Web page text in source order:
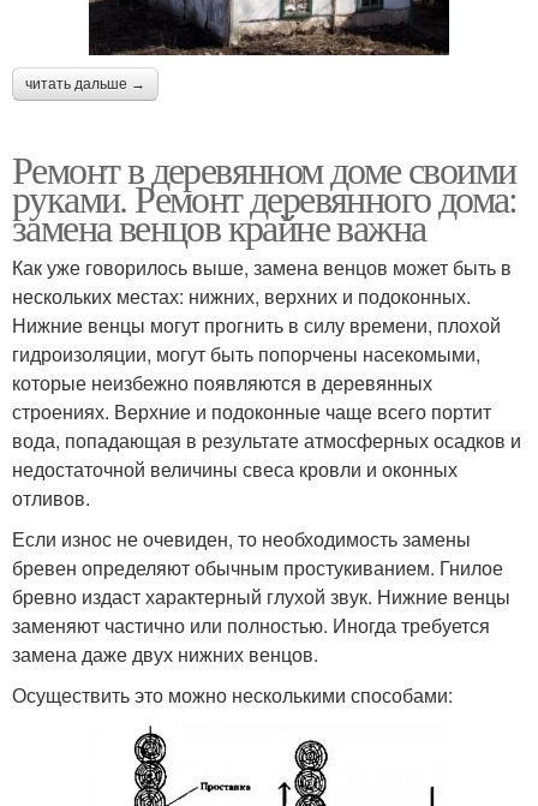
читать дальше →
Ремонт в деревянном доме своими
руками. Ремонт деревянного дома:
замена венцов крайне важна
Как уже говорилось выше, замена венцов может быть в
нескольких местах: нижних, верхних и подоконных.
Нижние венцы могут прогнить в силу времени, плохой
гидроизоляции, могут быть попорчены насекомыми,
которые неизбежно появляются в деревянных
строениях. Верхние и подоконные чаще всего портит
вода, попадающая в результате атмосферных осадков и
недостаточной величины свеса кровли и оконных
отливов.
Если износ не очевиден, то необходимость замены
бревен определяют обычным простукиванием. Гнилое
бревно издаст характерный глухой звук. Нижние венцы
заменяют частично или полностью. Иногда требуется
замена даже двух нижних венцов.
Осуществить это можно несколькими способами: